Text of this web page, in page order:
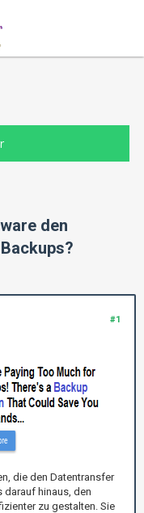
den
#1
die den Datentransfer
hinaus, den
zu gestalten. Sie